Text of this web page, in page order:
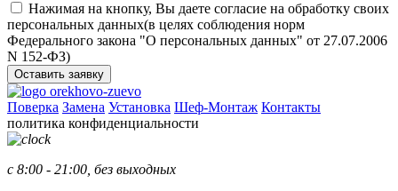
Нажимая на кнопку, Вы даете согласие на обработку своих
персональных данных(в целях соблюдения норм
Федерального закона "О персональных данных" от 27.07.2006
N 152-ФЗ)
Оставить заявку
Поверка Замена Установка Шеф-Монтаж Контакты
политика конфиденциальности
с 8:00 - 21:00, без выходных